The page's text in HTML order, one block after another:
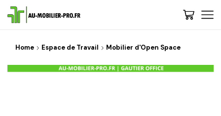
Home Espace de Travail Mobilier d'Open Space